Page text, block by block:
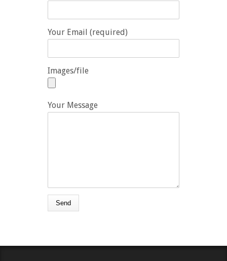
Your Email (required)
Images/file
Your Message